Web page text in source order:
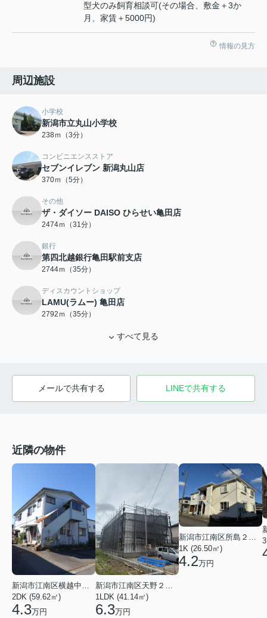
型犬のみ飼育相談可(その場合、敷金＋3か
月、家賃＋5000円)
情報の見方
周辺施設
小学校
新潟市立丸山小学校
238ｍ（3分）
コンビニエンスストア
セブンイレブン 新潟丸山店
370ｍ（5分）
その他
ザ・ダイソー DAISO ひらせい亀田店
2474ｍ（31分）
銀行
第四北越銀行亀田駅前支店
2744ｍ（35分）
ディスカウントショップ
LAMU(ラムー) 亀田店
2792ｍ（35分）
すべて見る
メールで共有する LINEで共有する
近隣の物件
新潟市江南区横越中央２丁目
2DK (59.62㎡)
4.3万円
新潟市江南区天野２丁目
1LDK (41.14㎡)
6.3万円
1K (26.50㎡)
4.2万円